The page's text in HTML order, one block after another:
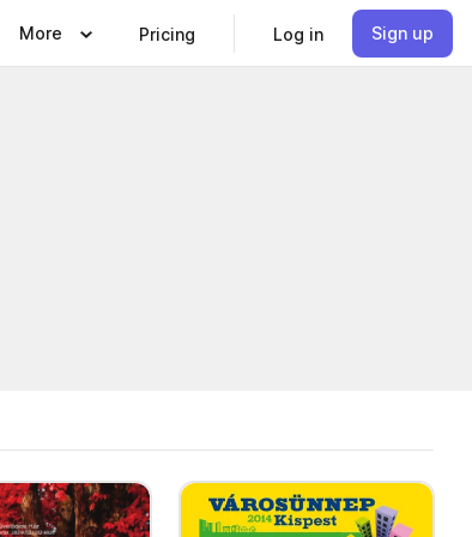
More Pricing Log in Sign up